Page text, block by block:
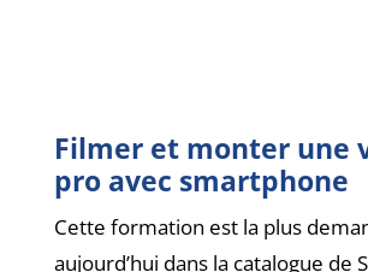
Filmer et monter une
pro avec smartphone
Cette formation est la plus
aujourd’hui dans la catalogue de